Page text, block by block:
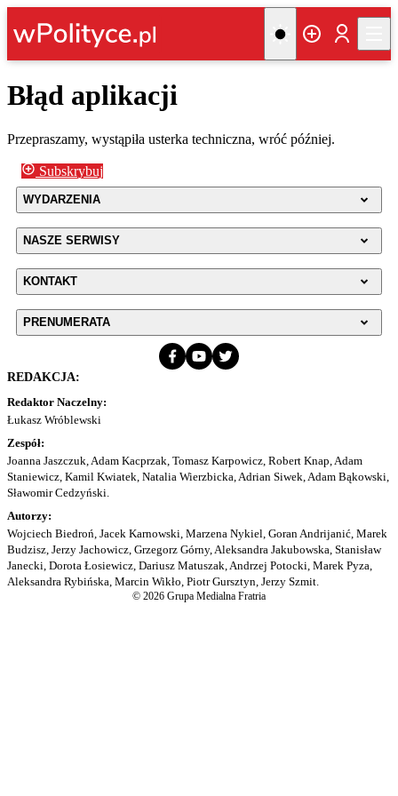
Błąd aplikacji
Przepraszamy, wystąpiła usterka techniczna, wróć później.
Subskrybuj
WYDARZENIA
NASZE SERWISY
KONTAKT
PRENUMERATA
REDAKCJA:
Redaktor Naczelny:
Łukasz Wróblewski
Zespół:
Joanna Jaszczuk, Adam Kacprzak, Tomasz Karpowicz, Robert Knap, Adam
Staniewicz, Kamil Kwiatek, Natalia Wierzbicka, Adrian Siwek, Adam Bąkowski,
Sławomir Cedzyński.
Autorzy:
Wojciech Biedroń, Jacek Karnowski, Marzena Nykiel, Goran Andrijanić, Marek
Budzisz, Jerzy Jachowicz, Grzegorz Górny, Aleksandra Jakubowska, Stanisław
Janecki, Dorota Łosiewicz, Dariusz Matuszak, Andrzej Potocki, Marek Pyza,
Aleksandra Rybińska, Marcin Wikło, Piotr Gursztyn, Jerzy Szmit.
© 2026 Grupa Medialna Fratria